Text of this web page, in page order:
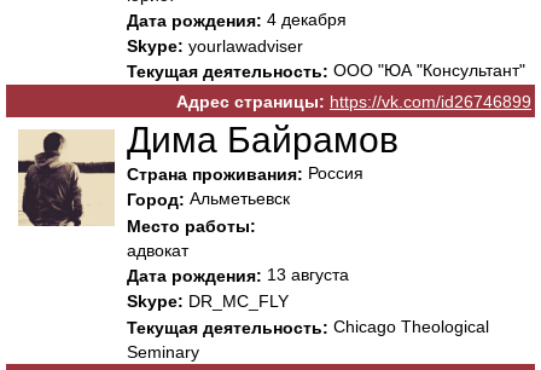
Дата рождения: 4 декабря
Skype: yourlawadviser
Текущая деятельность: ООО "ЮА "Консультант"
Адрес страницы: https://vk.com/id26746899
Дима Байрамов
Страна проживания: Россия
Город: Альметьевск
Место работы:
адвокат
Дата рождения: 13 августа
Skype: DR_MC_FLY
Текущая деятельность: Chicago Theological
Seminary